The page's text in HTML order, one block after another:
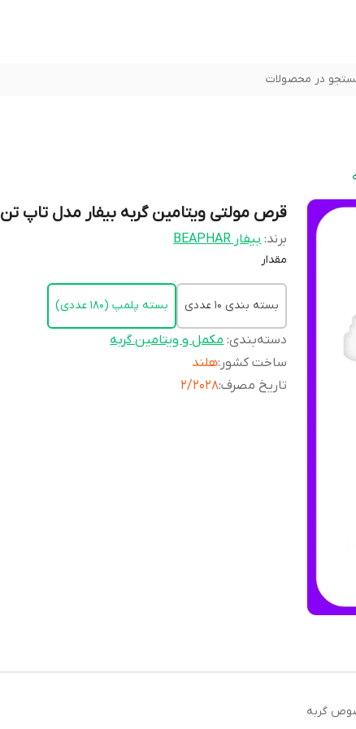
در محصولات
قرص مولتی ویتامین گربه بیفار مدل تاپ تن
برند: بیفار BEAPHAR
مقدار
بسته بندی 10 عددی بسته پلمپ (180 عددی)
دسته‌بندی:مکمل و ویتامین گربه
ساخت کشور :هلند
تاریخ مصرف:
2/2028
گربه